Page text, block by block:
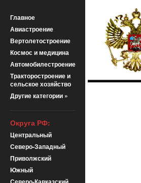
Главное
Авиастроение
Вертолетостроение
Космос и медицина
Автомобилестроение
Тракторостроение и
сельское хозяйство
Другие категории »
Округа РФ:
Центральный
Северо-Западный
Приволжский
Южный